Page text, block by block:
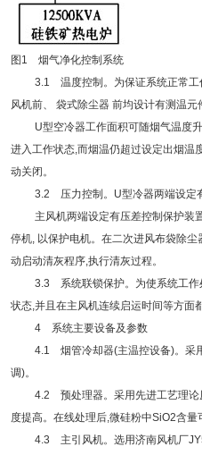
图1 烟气净化控制系统
3.1 温度控制。为保证系统正常工作,
风机前、 袋式除尘器 前均设计有测温元
U型空冷器工作面积可随烟气温度升
进入工作状态,而烟温仍超过设定出烟温
动关闭。
3.2 压力控制。U型冷器两端设定有
主风机两端设定有压差控制保护装置
停机, 以保护电机。在二次进风布袋除
动启动清灰程序,执行清灰过程。
3.3 系统联锁保护。为使系统工作处
状态,并且在主风机连续启运时间等方面
4 系统主要设备及参数
4.1 烟管冷却器(主温控设备)。采用
调)。
4.2 预处理器。采用先进工艺理论原
度提高。在线处理后,微硅粉中SiO2含
4.3 主引风机。选用济南风机厂